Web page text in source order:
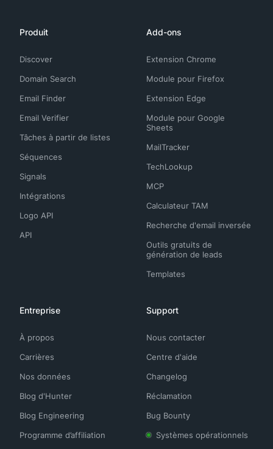
Produit
Discover
Domain Search
Email Finder
Email Verifier
Tâches à partir de listes
Séquences
Signals
Intégrations
Logo API
API
Add-ons
Extension Chrome
Module pour Firefox
Extension Edge
Module pour Google
Sheets
MailTracker
TechLookup
MCP
Calculateur TAM
Recherche d'email inversée
Outils gratuits de
génération de leads
Templates
Entreprise
À propos
Carrières
Nos données
Blog d'Hunter
Blog Engineering
Programme d’affiliation
Support
Nous contacter
Centre d'aide
Changelog
Réclamation
Bug Bounty
Systèmes opérationnels